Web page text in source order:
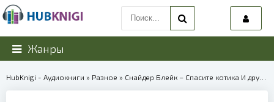
Жанры
HubKnigi - Аудиокниги » Разное » Снайдер Блейк – Спасите котика И другие секреты сценарного мастерства | 40248